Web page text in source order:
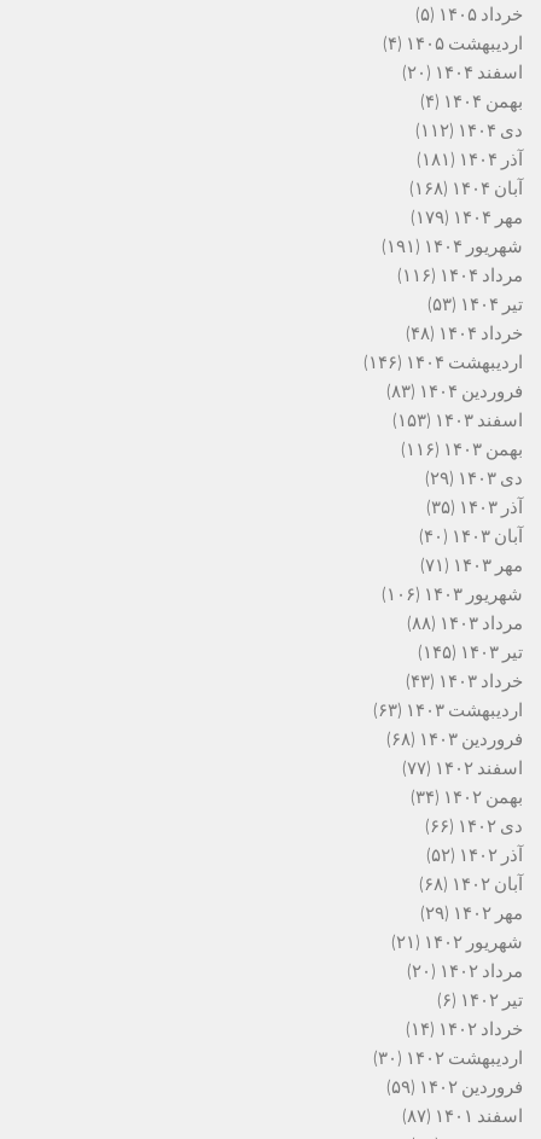
خرداد ۱۴۰۵
(۵)
اردیبهشت ۱۴۰۵
(۴)
اسفند ۱۴۰۴
(۲۰)
بهمن ۱۴۰۴
(۴)
دی ۱۴۰۴
(۱۱۲)
آذر ۱۴۰۴
(۱۸۱)
آبان ۱۴۰۴
(۱۶۸)
مهر ۱۴۰۴
(۱۷۹)
شهریور ۱۴۰۴
(۱۹۱)
مرداد ۱۴۰۴
(۱۱۶)
تیر ۱۴۰۴
(۵۳)
خرداد ۱۴۰۴
(۴۸)
اردیبهشت ۱۴۰۴
(۱۴۶)
فروردین ۱۴۰۴
(۸۳)
اسفند ۱۴۰۳
(۱۵۳)
بهمن ۱۴۰۳
(۱۱۶)
دی ۱۴۰۳
(۲۹)
آذر ۱۴۰۳
(۳۵)
آبان ۱۴۰۳
(۴۰)
مهر ۱۴۰۳
(۷۱)
شهریور ۱۴۰۳
(۱۰۶)
مرداد ۱۴۰۳
(۸۸)
تیر ۱۴۰۳
(۱۴۵)
خرداد ۱۴۰۳
(۴۳)
اردیبهشت ۱۴۰۳
(۶۳)
فروردین ۱۴۰۳
(۶۸)
اسفند ۱۴۰۲
(۷۷)
بهمن ۱۴۰۲
(۳۴)
دی ۱۴۰۲
(۶۶)
آذر ۱۴۰۲
(۵۲)
آبان ۱۴۰۲
(۶۸)
مهر ۱۴۰۲
(۲۹)
شهریور ۱۴۰۲
(۲۱)
مرداد ۱۴۰۲
(۲۰)
تیر ۱۴۰۲
(۶)
خرداد ۱۴۰۲
(۱۴)
اردیبهشت ۱۴۰۲
(۳۰)
فروردین ۱۴۰۲
(۵۹)
اسفند ۱۴۰۱
(۸۷)